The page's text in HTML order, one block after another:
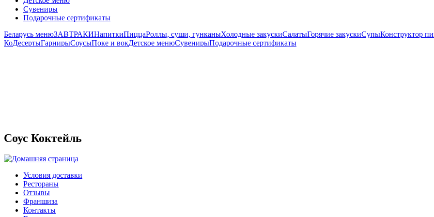
Сувениры
Подарочные сертификаты
Беларусь менюЗАВТРАКИНапиткиПиццаРоллы, суши, гунканыХолодные закускиСалатыГорячие закускиСупыКонструктор
КоДесертыГарнирыСоусыПоке и вокДетское менюСувенирыПодарочные сертификаты
Соус Коктейль
Условия доставки
Рестораны
Отзывы
Франшиза
Контакты